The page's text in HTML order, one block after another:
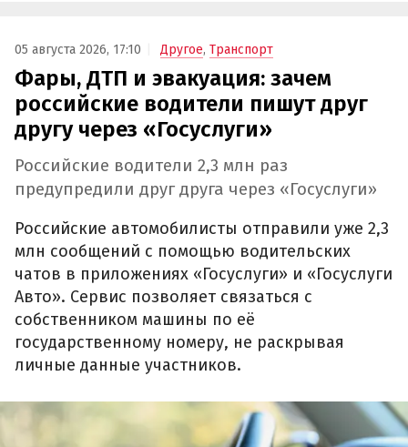
05 августа 2026, 17:10 Другое, Транспорт
Фары, ДТП и эвакуация: зачем
российские водители пишут друг
другу через «Госуслуги»
Российские водители 2,3 млн раз
предупредили друг друга через «Госуслуги»
Российские автомобилисты отправили уже 2,3
млн сообщений с помощью водительских
чатов в приложениях «Госуслуги» и «Госуслуги
Авто». Сервис позволяет связаться с
собственником машины по её
государственному номеру, не раскрывая
личные данные участников.